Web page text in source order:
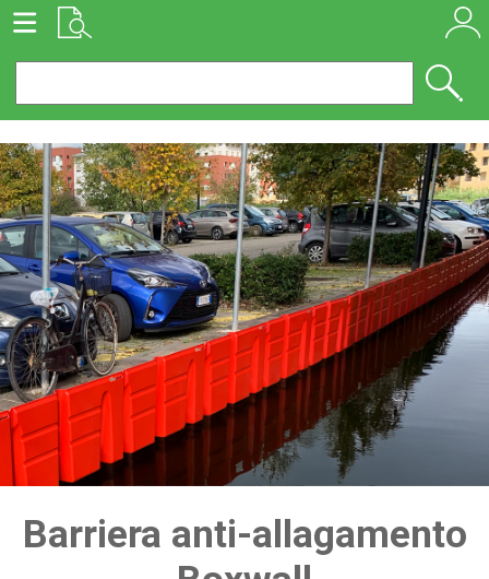
Barriera anti-allagamento